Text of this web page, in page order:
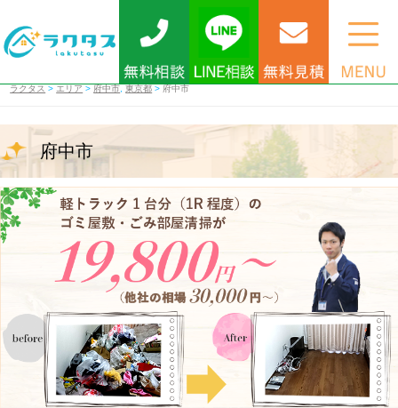
ラクタス > エリア > 府中市 ,東京都 > 府中市
府中市